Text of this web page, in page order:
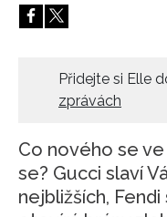
Přidejte si Elle
zprávách
Co nového se
se? Gucci slaví
nejbližších,